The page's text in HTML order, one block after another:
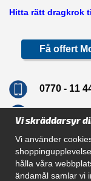
Hitta rätt dragkrok
Få offert
0770 - 11
Navigation
Vi skräddarsyr
Vi använder
hålla våra
ändamål samlar vi